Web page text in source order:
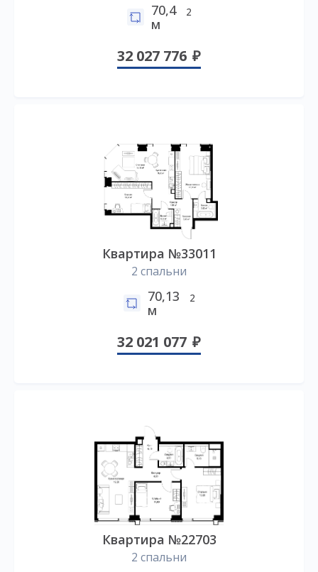
70,4
м
2
32 027 776
Квартира №33011
2 спальни
70,13
м
2
32 021 077
Квартира №22703
2 спальни